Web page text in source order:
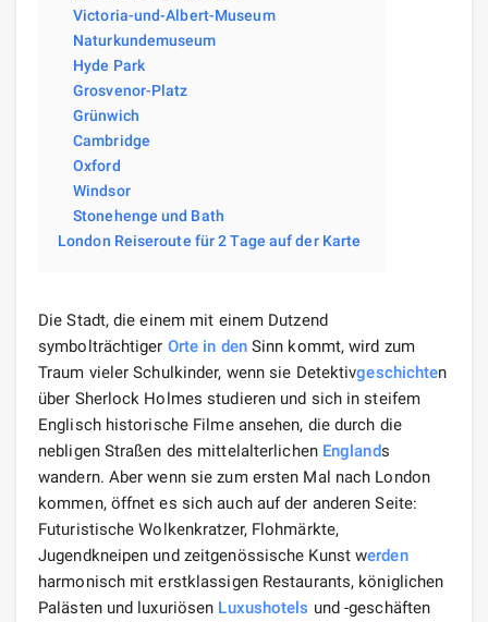
Victoria-und-Albert-Museum
Naturkundemuseum
Hyde Park
Grosvenor-Platz
Grünwich
Cambridge
Oxford
Windsor
Stonehenge und Bath
London Reiseroute für 2 Tage auf der Karte
Die Stadt, die einem mit einem Dutzend
symbolträchtiger Orte in denSinn kommt, wird zum
Traum vieler Schulkinder, wenn sie Detektivgeschichten
über Sherlock Holmes studieren und sich in steifem
Englisch historische Filme ansehen, die durch die
nebligen Straßen des mittelalterlichen Englands
wandern. Aber wenn sie zum ersten Mal nach London
kommen, öffnet es sich auch auf der anderen Seite:
Futuristische Wolkenkratzer, Flohmärkte,
Jugendkneipen und zeitgenössische Kunst werden
harmonisch mit erstklassigen Restaurants, königlichen
Palästen und luxuriösen Luxushotels und -geschäften